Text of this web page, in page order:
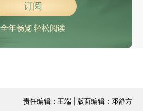
订阅
全年畅览 轻松阅读
责任编辑：王端 | 版面编辑：邓舒方